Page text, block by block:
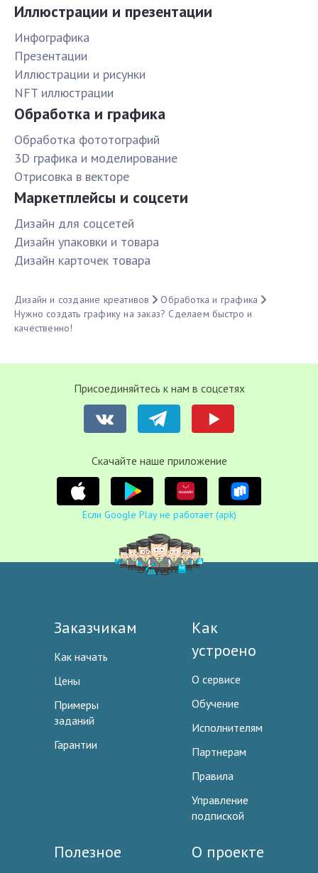
Иллюстрации и презентации
Инфографика
Презентации
Иллюстрации и рисунки
NFT иллюстрации
Обработка и графика
Обработка фототографий
3D графика и моделирование
Отрисовка в векторе
Маркетплейсы и соцсети
Дизайн для соцсетей
Дизайн упаковки и товара
Дизайн карточек товара
Дизайн и создание креативов
Обработка и графика
Нужно создать графику на заказ? Сделаем быстро и
качественно!
Присоединяйтесь к нам в соцсетях
Cкачайте наше приложение
Если Google Play не работает (apk)
Заказчикам
Как начать
Цены
Примеры
заданий
Гарантии
Как
устроено
О сервисе
Обучение
Исполнителям
Партнерам
Правила
Управление
подпиской
Полезное О проекте